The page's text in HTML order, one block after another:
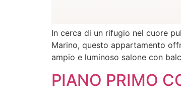
In cerca di un rifugio nel cuore
Marino, questo appartamento
ampio e luminoso salone con
PIANO PRIMO